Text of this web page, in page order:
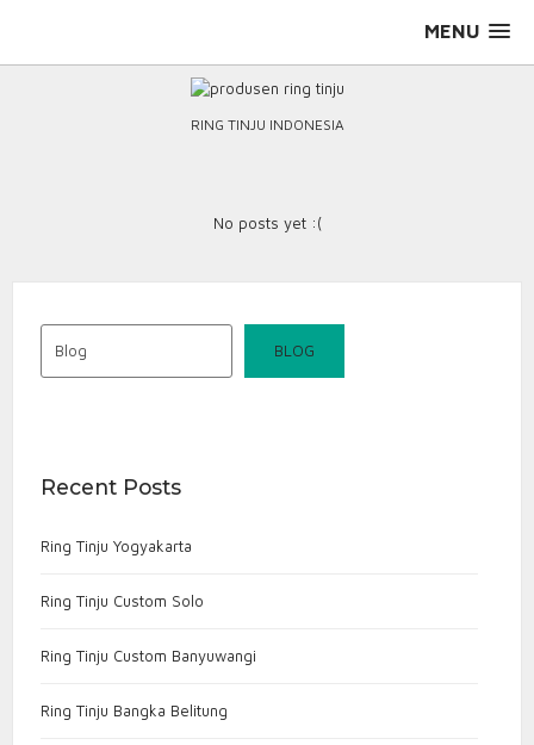
MENU
RING TINJU INDONESIA
No posts yet :(
BLOG
Recent Posts
Ring Tinju Yogyakarta
Ring Tinju Custom Solo
Ring Tinju Custom Banyuwangi
Ring Tinju Bangka Belitung